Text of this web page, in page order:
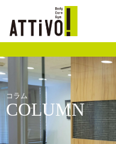
キ
ッ
プコラム
COLUMN